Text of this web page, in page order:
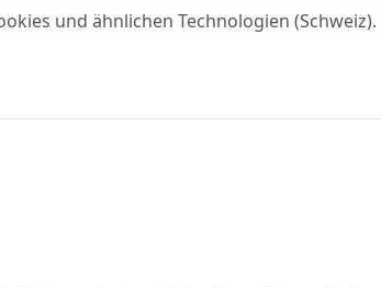
und ähnlichen Technologien (Schweiz).